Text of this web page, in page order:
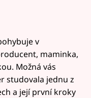
v
maminka,
Možná vás
studovala jednu z
a její první kroky